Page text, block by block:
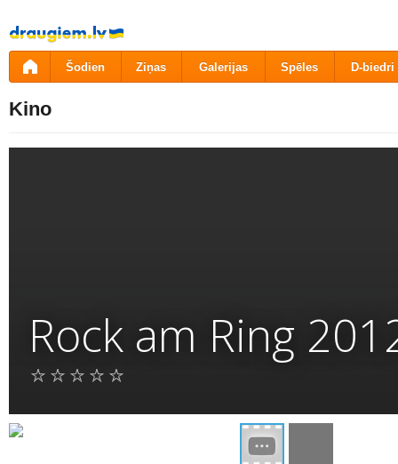
Pāriet
uz
saturu
Šodien Ziņas Galerijas Spēles D-biedri
Kino
Rock am Ring